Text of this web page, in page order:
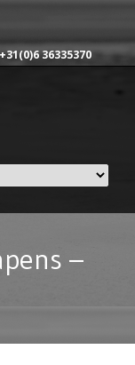
+31(0)6 36335370
–